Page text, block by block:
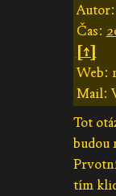
Čas:
[↑]
Web:
Mail:
Tot
budou
tím